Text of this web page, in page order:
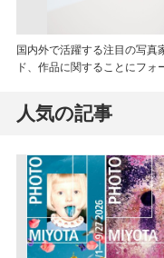
国内外で活躍する注目の写真
ド、作品に関することにフォ
人気の記事